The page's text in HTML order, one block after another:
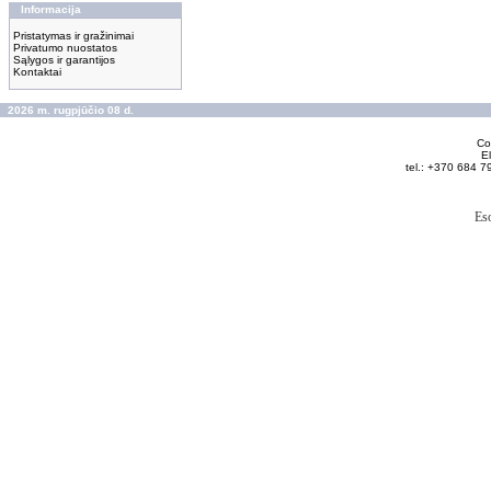
Informacija
Pristatymas ir gražinimai
Privatumo nuostatos
Sąlygos ir garantijos
Kontaktai
2026 m. rugpjūčio 08 d.
tel.: +370 684